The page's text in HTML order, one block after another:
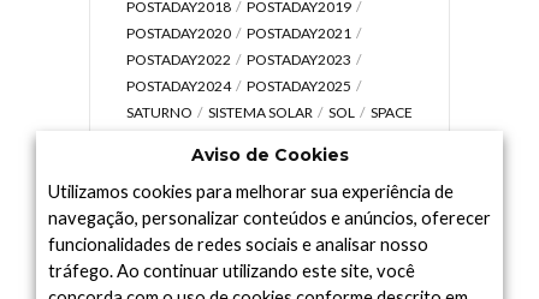
POSTADAY2018
POSTADAY2019
POSTADAY2020
POSTADAY2021
POSTADAY2022
POSTADAY2023
POSTADAY2024
POSTADAY2025
SATURNO
SISTEMA SOLAR SOL
SPACE
UNIVERSO
VÍDEO
Arquivo
Aviso de Cookies
Utilizamos cookies para melhorar sua experiência de
navegação, personalizar conteúdos e anúncios, oferecer
funcionalidades de redes sociais e analisar nosso
tráfego. Ao continuar utilizando este site, você